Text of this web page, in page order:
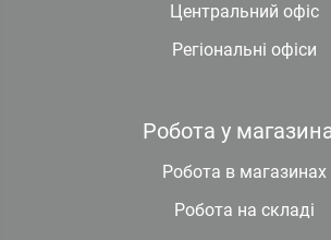
Центральний офіс
Регіональні офіси
Робота у
Робота в магазинах
Робота на складі